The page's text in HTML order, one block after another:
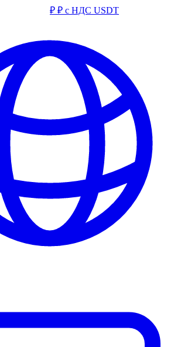
₽ ₽ с НДС USDT